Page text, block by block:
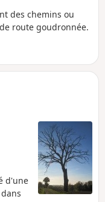
des chemins ou
route goudronnée.
d'une